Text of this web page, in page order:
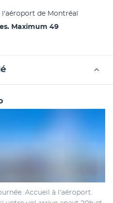
de Montréal
Maximum 49
Accueil à l’aéroport.